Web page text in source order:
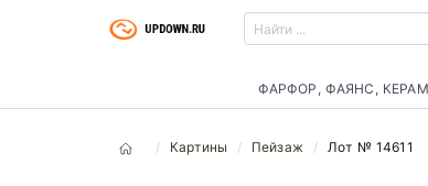
ФАРФОР, ФАЯНС,
Картины Пейзаж Лот № 14611